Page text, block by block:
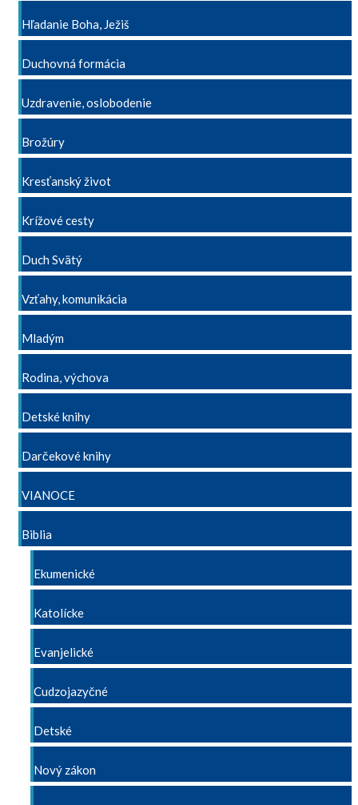
Hľadanie Boha, Ježiš
Duchovná formácia
Uzdravenie, oslobodenie
Brožúry
Kresťanský život
Krížové cesty
Duch Svätý
Vzťahy, komunikácia
Mladým
Rodina, výchova
Detské knihy
Darčekové knihy
VIANOCE
Biblia
Ekumenické
Katolícke
Evanjelické
Cudzojazyčné
Detské
Nový zákon